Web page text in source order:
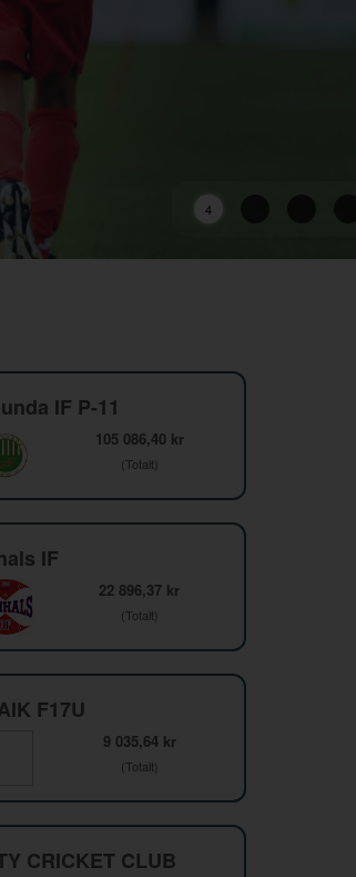
2
IF P-11
105 086,40 kr
(Totalt)
IF
22 896,37 kr
(Totalt)
F17U
9 035,64 kr
(Totalt)
CRICKET CLUB